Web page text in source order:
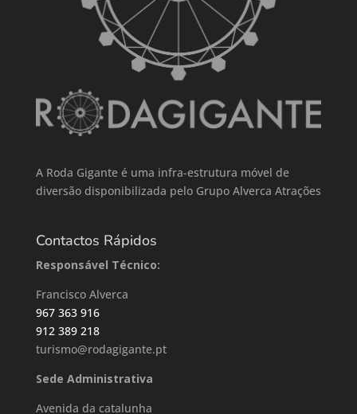
A Roda Gigante é uma infra-estrutura móvel de
diversão disponibilizada pelo Grupo Alverca Atrações
Contactos Rápidos
Responsável Técnico:
Francisco Alverca
967 363 916
912 389 218
turismo@rodagigante.pt
Sede Administrativa
Avenida da catalunha